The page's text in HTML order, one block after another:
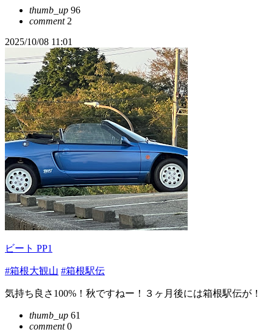
thumb_up 96
comment2
2025/10/08 11:01
ビート PP1
#箱根大観山 #箱根駅伝
気持ち良さ100%！秋ですねー！３ヶ月後には箱根駅伝が！
thumb_up 61
comment0